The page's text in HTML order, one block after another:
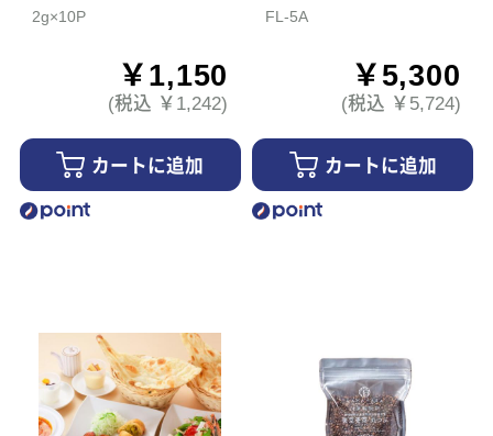
2g×10P
￥1,150
(税込 ￥1,242)
カートに追加
FL-5A
￥5,300
(税込 ￥5,724)
カートに追加